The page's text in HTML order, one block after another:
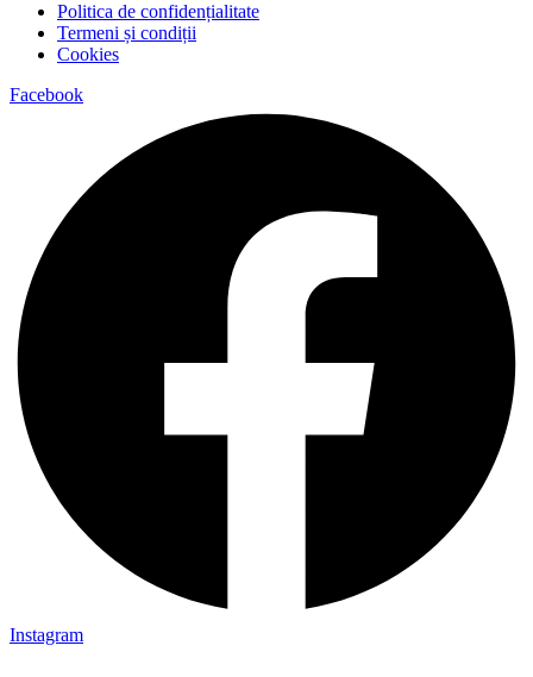
Politica de confidențialitate
Termeni și condiții
Cookies
Facebook
Instagram